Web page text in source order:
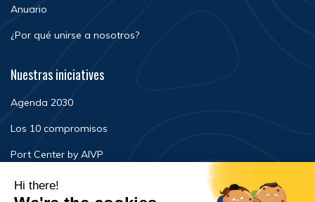
Anuario
¿Por qué unirse a nosotros?
Nuestras iniciatives
Agenda 2030
Los 10 compromisos
Port Center by AIVP
Noticias